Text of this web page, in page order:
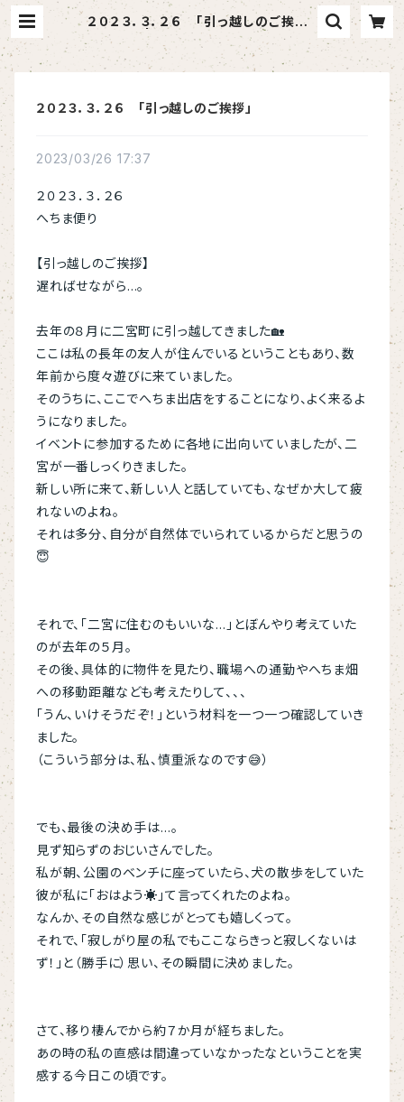
２０２３．３．２６ 「引っ越しのご挨拶」
| へちま屋さはらん
２０２３．３．２６ 「引っ越しのご挨拶」
2023/03/26 17:37
２０２３．３．２６
へちま便り
【引っ越しのご挨拶】
遅ればせながら…。
去年の８月に二宮町に引っ越してきました🏡
ここは私の長年の友人が住んでいるということもあり、数
年前から度々遊びに来ていました。
そのうちに、ここでへちま出店をすることになり、よく来るよ
うになりました。
イベントに参加するために各地に出向いていましたが、二
宮が一番しっくりきました。
新しい所に来て、新しい人と話していても、なぜか大して疲
れないのよね。
それは多分、自分が自然体でいられているからだと思うの
😇
それで、「二宮に住むのもいいな…」とぼんやり考えていた
のが去年の５月。
その後、具体的に物件を見たり、職場への通勤やへちま畑
への移動距離なども考えたりして、、、
「うん、いけそうだぞ！」という材料を一つ一つ確認していき
ました。
（こういう部分は、私、慎重派なのです😅）
でも、最後の決め手は…。
見ず知らずのおじいさんでした。
私が朝、公園のベンチに座っていたら、犬の散歩をしていた
彼が私に「おはよう☀」て言ってくれたのよね。
なんか、その自然な感じがとっても嬉しくって。
それで、「寂しがり屋の私でもここならきっと寂しくないは
ず！」と（勝手に）思い、その瞬間に決めました。
さて、移り棲んでから約７か月が経ちました。
あの時の私の直感は間違っていなかったなということを実
感する今日この頃です。